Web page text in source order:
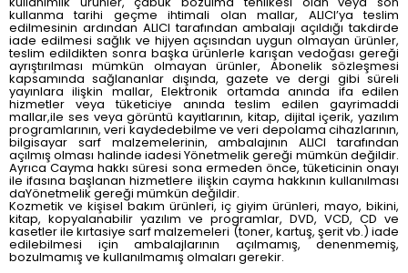
kullanma tarihi geçme ihtimali olan mallar, ALICI’ya teslim
edilmesinin ardından ALICI tarafından ambalajı açıldığı takdirde
iade edilmesi sağlık ve hijyen açısından uygun olmayan ürünler,
teslim edildikten sonra başka ürünlerle karışan vedoğası gereği
ayrıştırılması mümkün olmayan ürünler, Abonelik sözleşmesi
kapsamında sağlananlar dışında, gazete ve dergi gibi süreli
yayınlara ilişkin mallar, Elektronik ortamda anında ifa edilen
hizmetler veya tüketiciye anında teslim edilen gayrimaddi
mallar,ile ses veya görüntü kayıtlarının, kitap, dijital içerik, yazılım
programlarının, veri kaydedebilme ve veri depolama cihazlarının,
bilgisayar sarf malzemelerinin, ambalajının ALICI tarafından
açılmış olması halinde iadesi Yönetmelik gereği mümkün değildir.
Ayrıca Cayma hakkı süresi sona ermeden önce, tüketicinin onayı
ile ifasına başlanan hizmetlere ilişkin cayma hakkının kullanılması
daYönetmelik gereği mümkün değildir.
Kozmetik ve kişisel bakım ürünleri, iç giyim ürünleri, mayo, bikini,
kitap, kopyalanabilir yazılım ve programlar, DVD, VCD, CD ve
kasetler ile kırtasiye sarf malzemeleri (toner, kartuş, şerit vb.) iade
edilebilmesi için ambalajlarının açılmamış, denenmemiş,
bozulmamış ve kullanılmamış olmaları gerekir.